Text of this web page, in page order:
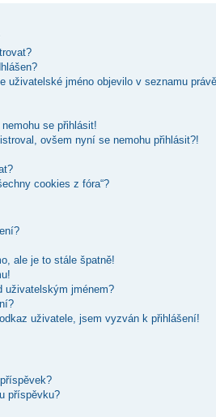
uživatelské jméno objevilo v seznamu právě
se přihlásit!
ovšem nyní se nemohu přihlásit?!
cookies z fóra“?
ale je to stále špatně!
uživatelským jménem?
uživatele, jsem vyzván k přihlášení!
příspěvku?